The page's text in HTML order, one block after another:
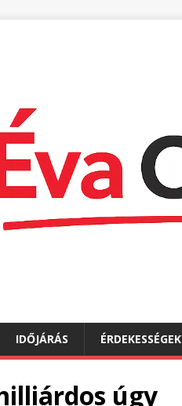
IDŐJÁRÁS ÉRDEKESSÉGEK
úgy